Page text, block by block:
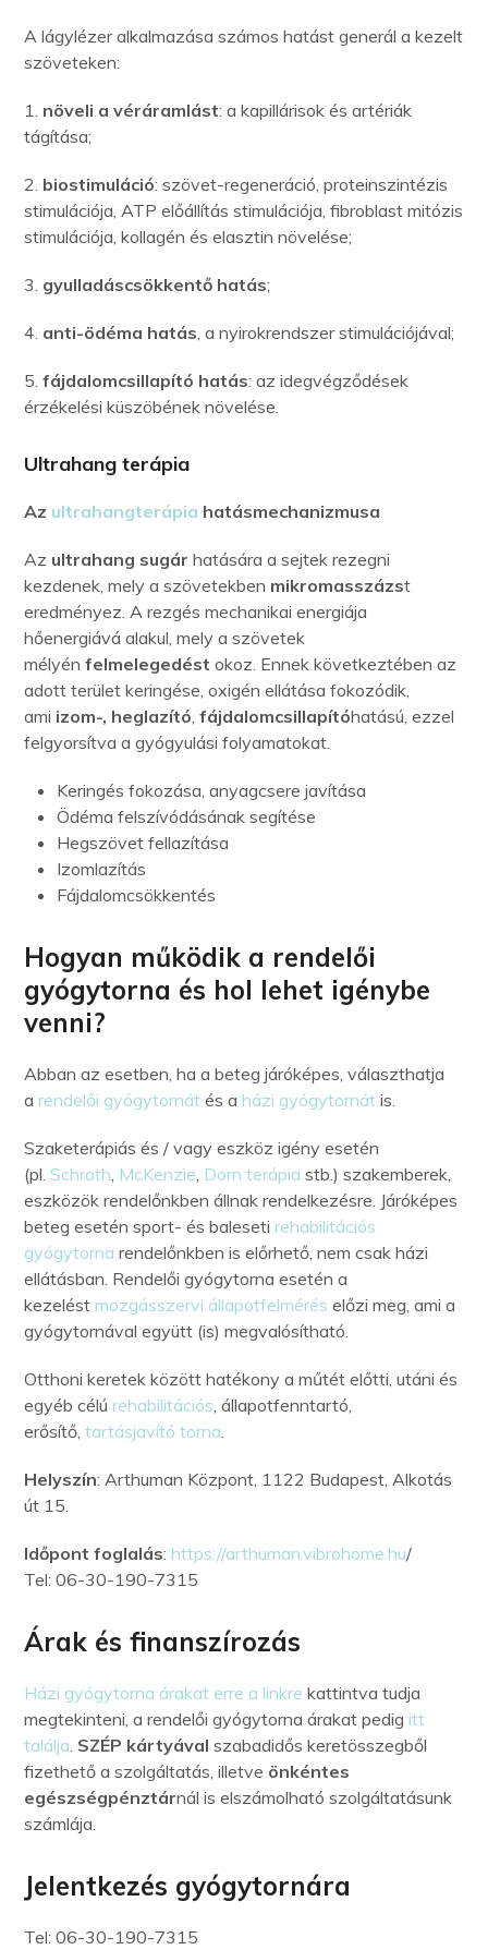
A lágylézer alkalmazása számos hatást generál a kezelt
szöveteken:
1. növeli a véráramlást: a kapillárisok és artériák
tágítása;
2. biostimuláció: szövet-regeneráció, proteinszintézis
stimulációja, ATP előállítás stimulációja, fibroblast mitózis
stimulációja, kollagén és elasztin növelése;
3. gyulladáscsökkentő hatás;
4. anti-ödéma hatás, a nyirokrendszer stimulációjával;
5.fájdalomcsillapító hatás: az idegvégződések
érzékelési küszöbének növelése.
Ultrahang terápia
Az ultrahangterápia hatásmechanizmusa
Az ultrahang sugár hatására a sejtek rezegni
kezdenek, mely a szövetekben mikromasszázst
eredményez. A rezgés mechanikai energiája
hőenergiává alakul, mely a szövetek
mélyénfelmelegedést okoz. Ennek következtében az
adott terület keringése, oxigén ellátása fokozódik,
ami izom-, heglazító,fájdalomcsillapítóhatású, ezzel
felgyorsítva a gyógyulási folyamatokat.
Keringés fokozása, anyagcsere javítása
Ödéma felszívódásának segítése
Hegszövet fellazítása
Izomlazítás
Fájdalomcsökkentés
Hogyan működik a rendelői
gyógytorna és hol lehet igénybe
venni?
Abban az esetben, ha a beteg járóképes, választhatja
arendelői gyógytornát és a házi gyógytornát is.
Szaketerápiás és / vagy eszköz igény esetén
(pl. Schroth, McKenzie, Dorn terápia stb.) szakemberek,
eszközök rendelőnkben állnak rendelkezésre. Járóképes
beteg esetén sport- és balesetirehabilitációs
gyógytorna rendelőnkben is előrhető, nem csak házi
ellátásban. Rendelői gyógytorna esetén a
kezeléstmozgásszervi állapotfelmérés előzi meg, ami a
gyógytornával együtt (is) megvalósítható.
Otthoni keretek között hatékony a műtét előtti, utáni és
egyéb célúrehabilitációs, állapotfenntartó,
erősítő,tartásjavító torna.
Helyszín: Arthuman Központ, 1122 Budapest, Alkotás
út 15.
Időpont foglalás: https://arthuman.vibrohome.hu/
Tel: 06-30-190-7315
Árak és finanszírozás
Házi gyógytorna árakat erre a linkre kattintva tudja
megtekinteni, a rendelői gyógytorna árakat pedig itt
találja. SZÉP kártyával szabadidős keretösszegből
fizethető a szolgáltatás, illetve önkéntes
egészségpénztárnál is elszámolható szolgáltatásunk
számlája.
Jelentkezés gyógytornára
Tel: 06-30-190-7315